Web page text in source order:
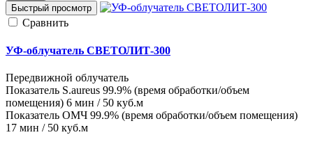
Быстрый просмотр
Cравнить
УФ-облучатель СВЕТОЛИТ-300
Передвижной облучатель
Показатель S.aureus 99.9% (время обработки/объем
помещения) 6 мин / 50 куб.м
Показатель ОМЧ 99.9% (время обработки/объем помещения)
17 мин / 50 куб.м